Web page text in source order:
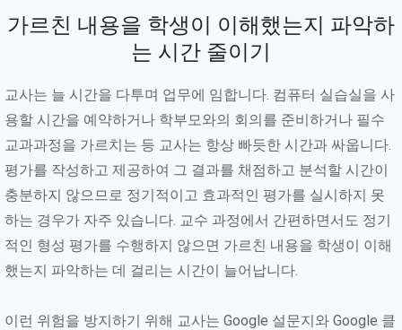
가르친 내용을 학생이 이해했는지 파악하
는 시간 줄이기
교사는 늘 시간을 다투며 업무에 임합니다. 컴퓨터 실습실을 사
용할 시간을 예약하거나 학부모와의 회의를 준비하거나 필수
교과과정을 가르치는 등 교사는 항상 빠듯한 시간과 싸웁니다.
평가를 작성하고 제공하여 그 결과를 채점하고 분석할 시간이
충분하지 않으므로 정기적이고 효과적인 평가를 실시하지 못
하는 경우가 자주 있습니다. 교수 과정에서 간편하면서도 정기
적인 형성 평가를 수행하지 않으면 가르친 내용을 학생이 이해
했는지 파악하는 데 걸리는 시간이 늘어납니다.
이런 위험을 방지하기 위해 교사는 Google 설문지와 Google 클